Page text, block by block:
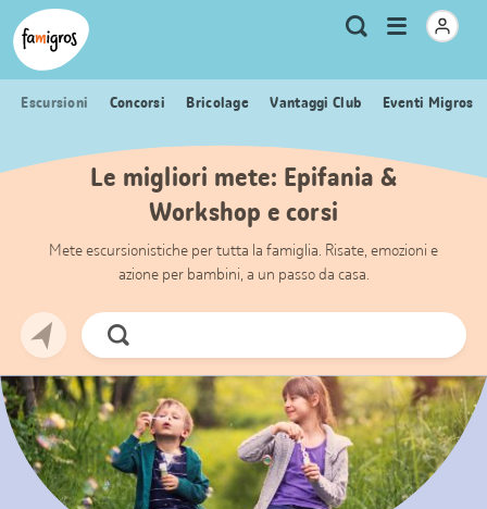
Navigazione
segnalibri
Header
Logo Metanavigazione
Ricerca
Apri
menu
Escursioni Concorsi Bricolage Vantaggi Club Eventi Migros
Le migliori mete: Epifania &
Workshop e corsi
Mete escursionistiche per tutta la famiglia. Risate, emozioni e
azione per bambini, a un passo da casa.
Cerca
ora